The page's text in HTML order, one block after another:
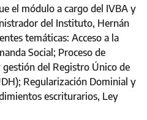
el módulo a cargo del IVBA y
del Instituto, Hernán
temáticas: Acceso a la
Social; Proceso de
del Registro Único de
Regularización Dominial y
escriturarios, Ley